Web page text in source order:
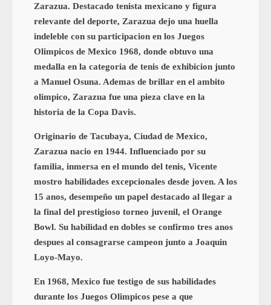
Zarazua. Destacado tenista mexicano y figura
relevante del deporte, Zarazua dejo una huella
indeleble con su participacion en los Juegos
Olimpicos de Mexico 1968, donde obtuvo una
medalla en la categoria de tenis de exhibicion junto
a Manuel Osuna. Ademas de brillar en el ambito
olimpico, Zarazua fue una pieza clave en la
historia de la Copa Davis.
Originario de Tacubaya, Ciudad de Mexico,
Zarazua nacio en 1944. Influenciado por su
familia, inmersa en el mundo del tenis, Vicente
mostro habilidades excepcionales desde joven. A los
15 anos, desempeño un papel destacado al llegar a
la final del prestigioso torneo juvenil, el Orange
Bowl. Su habilidad en dobles se confirmo tres anos
despues al consagrarse campeon junto a Joaquin
Loyo-Mayo.
En 1968, Mexico fue testigo de sus habilidades
durante los Juegos Olimpicos pese a que